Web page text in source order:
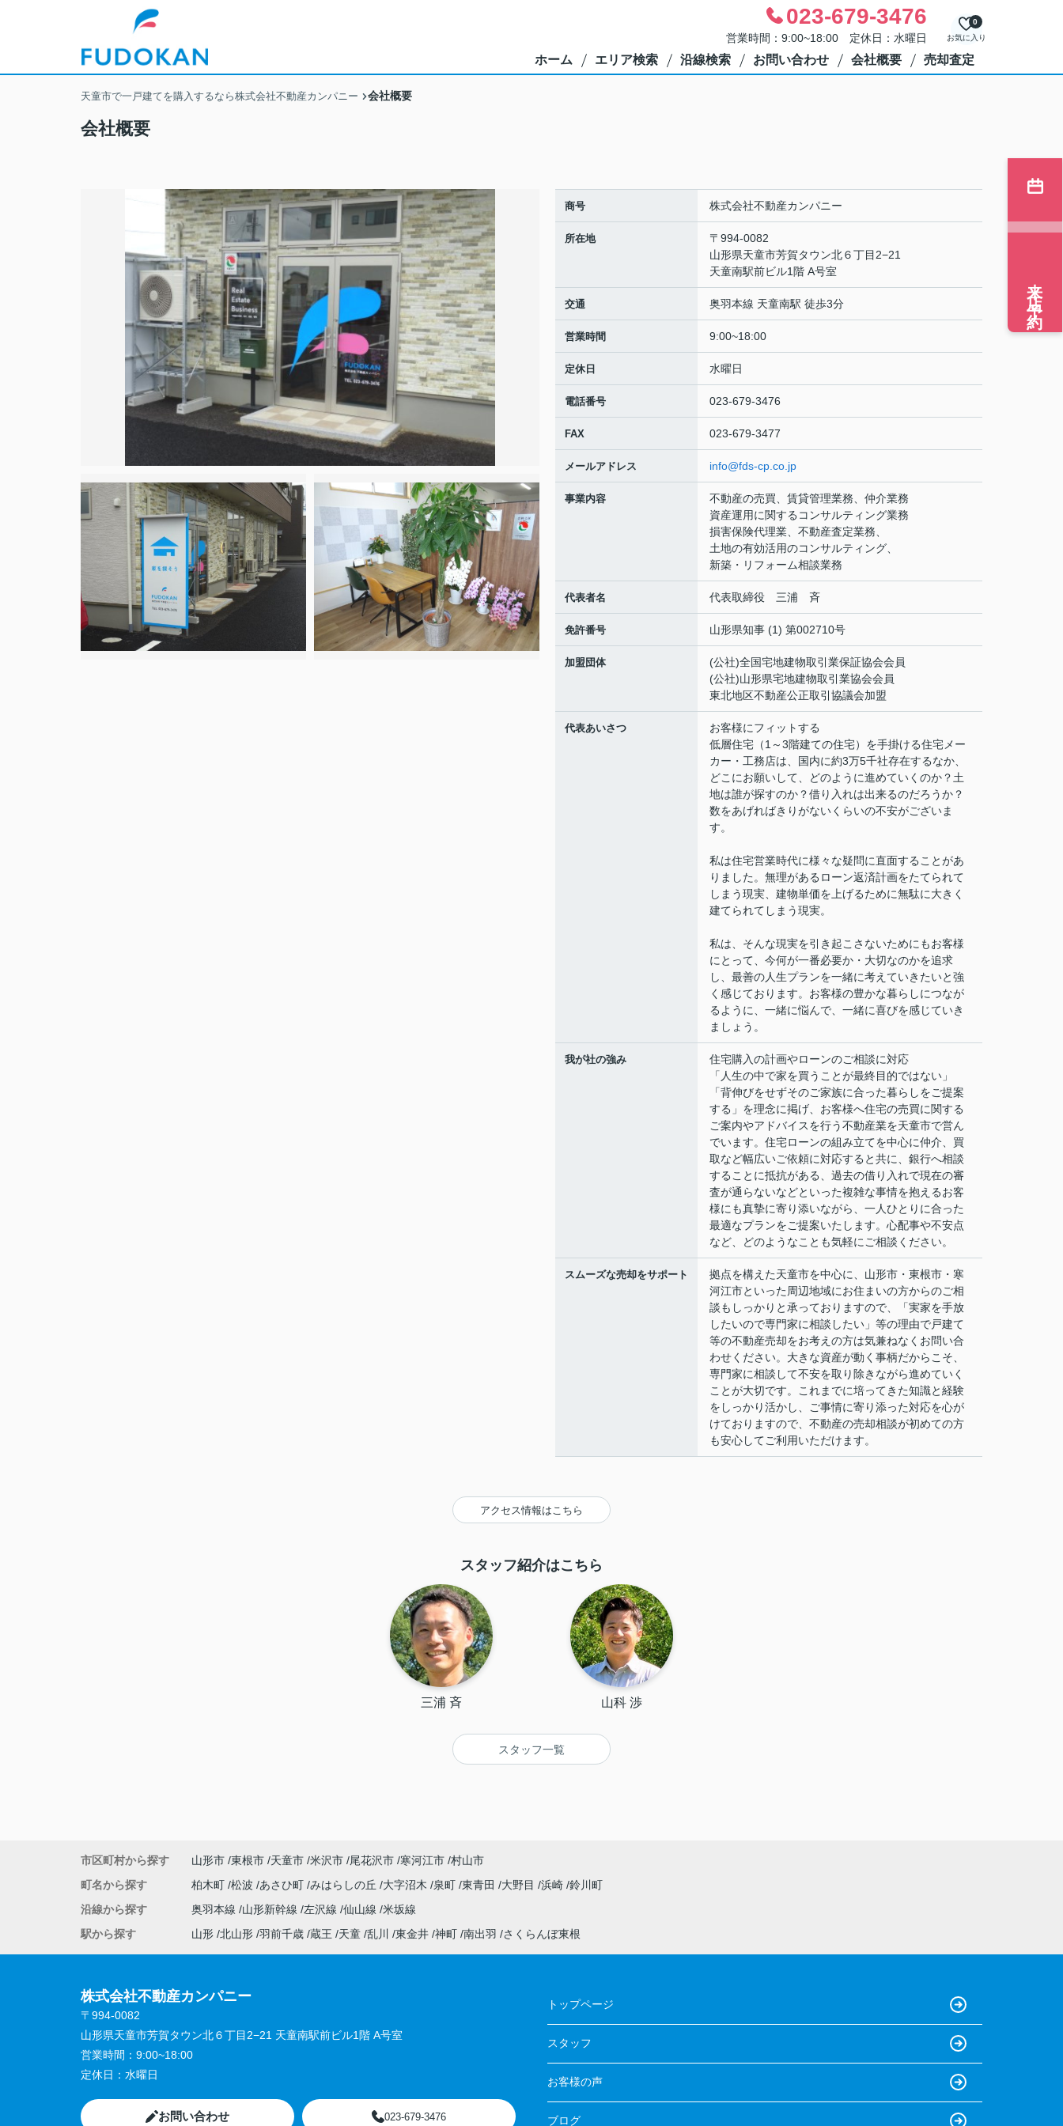
023-679-3476
営業時間：9:00~18:00 定休日：水曜日 お気に入り
0
ホーム エリア検索 沿線検索 お問い合わせ 会社概要 売却査定
天童市で一戸建てを購入するなら株式会社不動産カンパニー 会社概要
会社概要
商号 株式会社不動産カンパニー
所在地
〒994-0082
山形県天童市芳賀タウン北６丁目2−21
天童南駅前ビル1階 A号室
交通 奥羽本線 天童南駅 徒歩3分
営業時間 9:00~18:00
定休日 水曜日
電話番号 023-679-3476
FAX 023-679-3477
メールアドレス info@fds-cp.co.jp
事業内容
不動産の売買、賃貸管理業務、仲介業務
資産運用に関するコンサルティング業務
損害保険代理業、不動産査定業務、
土地の有効活用のコンサルティング、
新築・リフォーム相談業務
代表者名 代表取締役 三浦 斉
免許番号 山形県知事 (1) 第002710号
加盟団体
(公社)全国宅地建物取引業保証協会会員
(公社)山形県宅地建物取引業協会会員
東北地区不動産公正取引協議会加盟
代表あいさつ
お客様にフィットする
低層住宅（1～3階建ての住宅）を手掛ける住宅メー
カー・工務店は、国内に約3万5千社存在するなか、
どこにお願いして、どのように進めていくのか？土
地は誰が探すのか？借り入れは出来るのだろうか？
数をあげればきりがないくらいの不安がございま
す。
私は住宅営業時代に様々な疑問に直面することがあ
りました。無理があるローン返済計画をたてられて
しまう現実、建物単価を上げるために無駄に大きく
建てられてしまう現実。
私は、そんな現実を引き起こさないためにもお客様
にとって、今何が一番必要か・大切なのかを追求
し、最善の人生プランを一緒に考えていきたいと強
く感じております。お客様の豊かな暮らしにつなが
るように、一緒に悩んで、一緒に喜びを感じていき
ましょう。
我が社の強み
住宅購入の計画やローンのご相談に対応
「人生の中で家を買うことが最終目的ではない」
「背伸びをせずそのご家族に合った暮らしをご提案
する」を理念に掲げ、お客様へ住宅の売買に関する
ご案内やアドバイスを行う不動産業を天童市で営ん
でいます。住宅ローンの組み立てを中心に仲介、買
取など幅広いご依頼に対応すると共に、銀行へ相談
することに抵抗がある、過去の借り入れで現在の審
査が通らないなどといった複雑な事情を抱えるお客
様にも真摯に寄り添いながら、一人ひとりに合った
最適なプランをご提案いたします。心配事や不安点
など、どのようなことも気軽にご相談ください。
スムーズな売却をサポート
拠点を構えた天童市を中心に、山形市・東根市・寒
河江市といった周辺地域にお住まいの方からのご相
談もしっかりと承っておりますので、「実家を手放
したいので専門家に相談したい」等の理由で戸建て
等の不動産売却をお考えの方は気兼ねなくお問い合
わせください。大きな資産が動く事柄だからこそ、
専門家に相談して不安を取り除きながら進めていく
ことが大切です。これまでに培ってきた知識と経験
をしっかり活かし、ご事情に寄り添った対応を心が
けておりますので、不動産の売却相談が初めての方
も安心してご利用いただけます。
アクセス情報はこちら
スタッフ紹介はこちら
三浦 斉 山科 渉
スタッフ一覧
来店予約
市区町村から探す 山形市 東根市 天童市 米沢市 尾花沢市 寒河江市 村山市
町名から探す
柏木町 松波 あさひ町 みはらしの丘 大字沼木 泉町 東青田 大野目 浜崎 鈴川町
沿線から探す
奥羽本線 山形新幹線 左沢線 仙山線 米坂線
駅から探す
山形 北山形 羽前千歳 蔵王 天童 乱川 東金井 神町 南出羽 さくらんぼ東根
株式会社不動産カンパニー
〒994-0082
山形県天童市芳賀タウン北６丁目2−21 天童南駅前ビル1階 A号室
営業時間： 9:00~18:00
定休日： 水曜日
お問い合わせ 023-679-3476
トップページ
スタッフ
お客様の声
ブログ